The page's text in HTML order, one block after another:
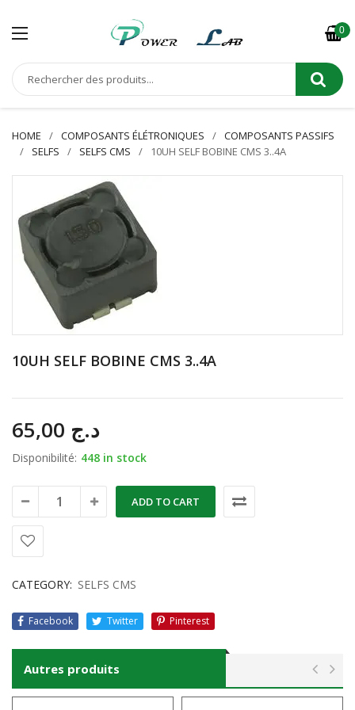
0
HOME COMPOSANTS ÉLÉTRONIQUES
COMPOSANTS PASSIFS
SELFS
SELFS CMS 10UH SELF BOBINE CMS 3..4A
10UH SELF BOBINE CMS 3..4A
د.ج
Disponibilité: 448 in stock
ADD TO CART
CATEGORY: SELFS CMS
Facebook Twitter Pinterest
Autres produits